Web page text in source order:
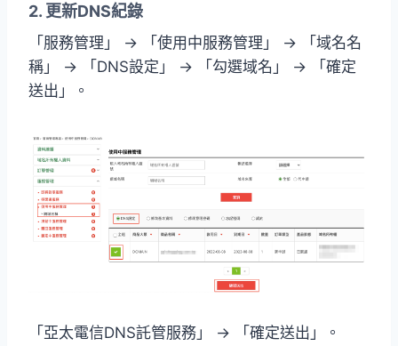
2. 更新DNS紀錄
「服務管理」 → 「使用中服務管理」 → 「域名名
稱」 → 「DNS設定」 → 「勾選域名」 → 「確定
送出」。
「亞太電信DNS託管服務」 → 「確定送出」。